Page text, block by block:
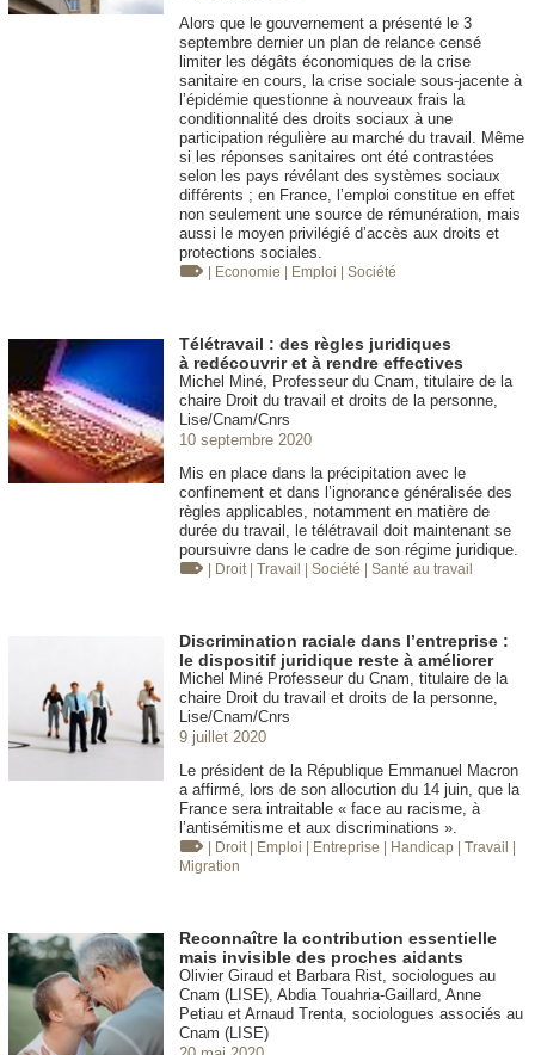
Alors que le gouvernement a présenté le 3
septembre dernier un plan de relance censé
limiter les dégâts économiques de la crise
sanitaire en cours, la crise sociale sous-jacente à
l’épidémie questionne à nouveaux frais la
conditionnalité des droits sociaux à une
participation régulière au marché du travail. Même
si les réponses sanitaires ont été contrastées
selon les pays révélant des systèmes sociaux
différents ; en France, l’emploi constitue en effet
non seulement une source de rémunération, mais
aussi le moyen privilégié d’accès aux droits et
protections sociales.
| Economie | Emploi | Société
Télétravail : des règles juridiques
à redécouvrir et à rendre effectives
Michel Miné, Professeur du Cnam, titulaire de la
chaire Droit du travail et droits de la personne,
Lise/Cnam/Cnrs
10 septembre 2020
Mis en place dans la précipitation avec le
confinement et dans l’ignorance généralisée des
règles applicables, notamment en matière de
durée du travail, le télétravail doit maintenant se
poursuivre dans le cadre de son régime juridique.
| Droit | Travail | Société | Santé au travail
Discrimination raciale dans l’entreprise :
le dispositif juridique reste à améliorer
Michel Miné Professeur du Cnam, titulaire de la
chaire Droit du travail et droits de la personne,
Lise/Cnam/Cnrs
9 juillet 2020
Le président de la République Emmanuel Macron
a affirmé, lors de son allocution du 14 juin, que la
France sera intraitable « face au racisme, à
l’antisémitisme et aux discriminations ».
| Droit | Emploi | Entreprise | Handicap | Travail |
Migration
Reconnaître la contribution essentielle
mais invisible des proches aidants
Olivier Giraud et Barbara Rist, sociologues au
Cnam (LISE), Abdia Touahria-Gaillard, Anne
Petiau et Arnaud Trenta, sociologues associés au
Cnam (LISE)